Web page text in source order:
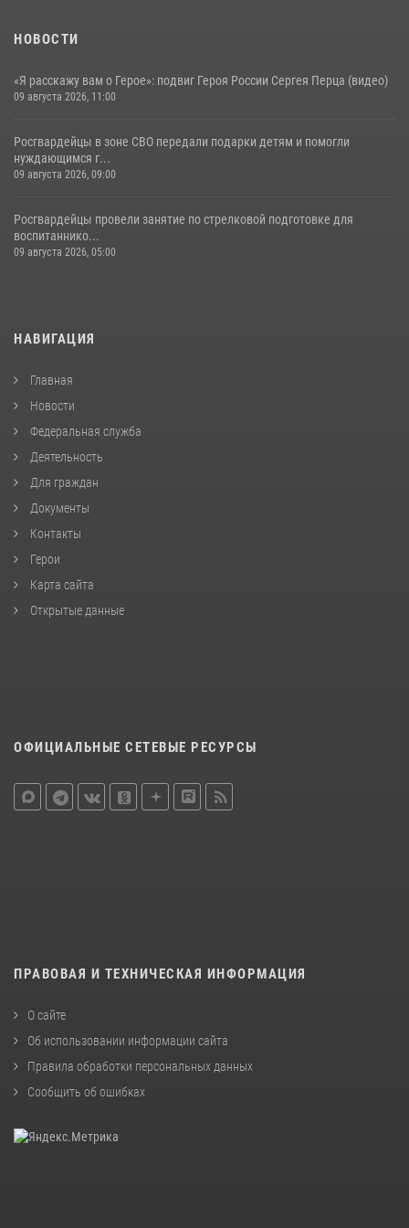
НОВОСТИ
«Я расскажу вам о Герое»: подвиг Героя России Сергея Перца (видео)
09 августа 2026, 11:00
Росгвардейцы в зоне СВО передали подарки детям и помогли
нуждающимся г...
09 августа 2026, 09:00
Росгвардейцы провели занятие по стрелковой подготовке для
воспитаннико...
09 августа 2026, 05:00
НАВИГАЦИЯ
Главная
Новости
Федеральная служба
Деятельность
Для граждан
Документы
Контакты
Герои
Карта сайта
Открытые данные
ОФИЦИАЛЬНЫЕ СЕТЕВЫЕ РЕСУРСЫ
ПРАВОВАЯ И ТЕХНИЧЕСКАЯ ИНФОРМАЦИЯ
О сайте
Об использовании информации сайта
Правила обработки персональных данных
Сообщить об ошибках